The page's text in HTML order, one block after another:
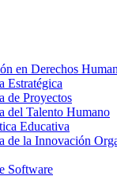
en Derechos
Estratégica
de Proyectos
del Talento Humano
Educativa
de la Innovación
Software